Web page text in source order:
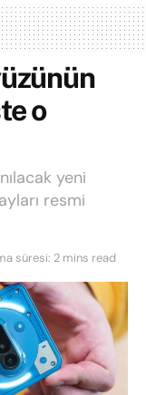
o
yeni
resmi
süresi: 2 mins read